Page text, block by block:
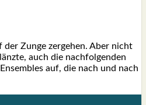
der Zun­ge zer­ge­hen. Aber nicht
auch die nach­fol­gen­den
auf, die nach und nach